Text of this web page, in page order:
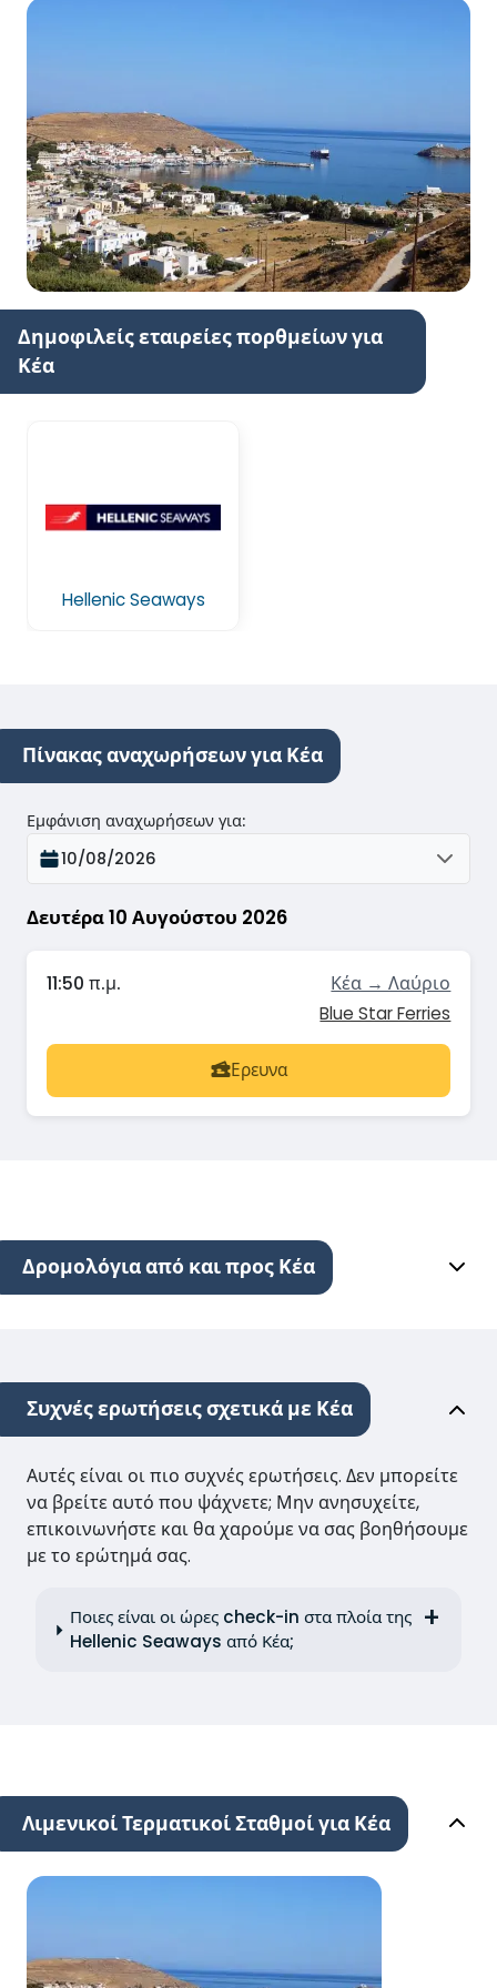
Δημοφιλείς εταιρείες πορθμείων για
Κέα
Hellenic Seaways
Πίνακας αναχωρήσεων για Κέα
Δευτέρα 10 Αυγούστου 2026
Εμφάνιση αναχωρήσεων για:
10/08/2026
11:50 π.μ. Κέα → Λαύριο
Blue Star Ferries
Ερευνα
Δρομολόγια από και προς Κέα
Συχνές ερωτήσεις σχετικά με Κέα
Αυτές είναι οι πιο συχνές ερωτήσεις. Δεν μπορείτε
να βρείτε αυτό που ψάχνετε; Μην ανησυχείτε,
επικοινωνήστε και θα χαρούμε να σας βοηθήσουμε
με το ερώτημά σας.
Ποιες είναι οι ώρες check-in στα πλοία της
Hellenic Seaways από Κέα;
Λιμενικοί Τερματικοί Σταθμοί για Κέα